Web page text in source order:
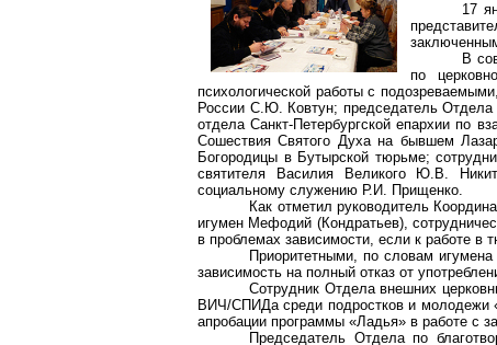
17
В
по
психологической работы с
России С.Ю. Ковтун; председатель Отдела
отдела Санкт-Петербургской епархии по
Сошествия Святого Духа на бывшем
Богородицы в Бутырской тюрьме;
святителя Василия Великого Ю.В.
социальному служению Р.И. Прищенко.
Как отметил руководитель
игумен Мефодий (Кондратьев),
в проблемах зависимости, если к работе в
Приоритетными, по словам игумена
зависимость на полный отказ от
Сотрудник Отдела внешних
ВИЧ/СПИДасреди подростков и молодежи
апробации программы «Ладья» в работе с
Председатель Отдела по